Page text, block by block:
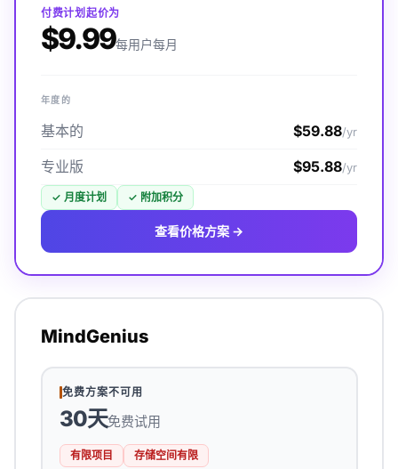
付费计划起价为
$9.99每用户每月
年度的
基本的 $59.88/yr
专业版 $95.88/yr
✓ 月度计划 ✓ 附加积分
查看价格方案 →
MindGenius
免费方案不可用
30天免费试用
有限项目 存储空间有限